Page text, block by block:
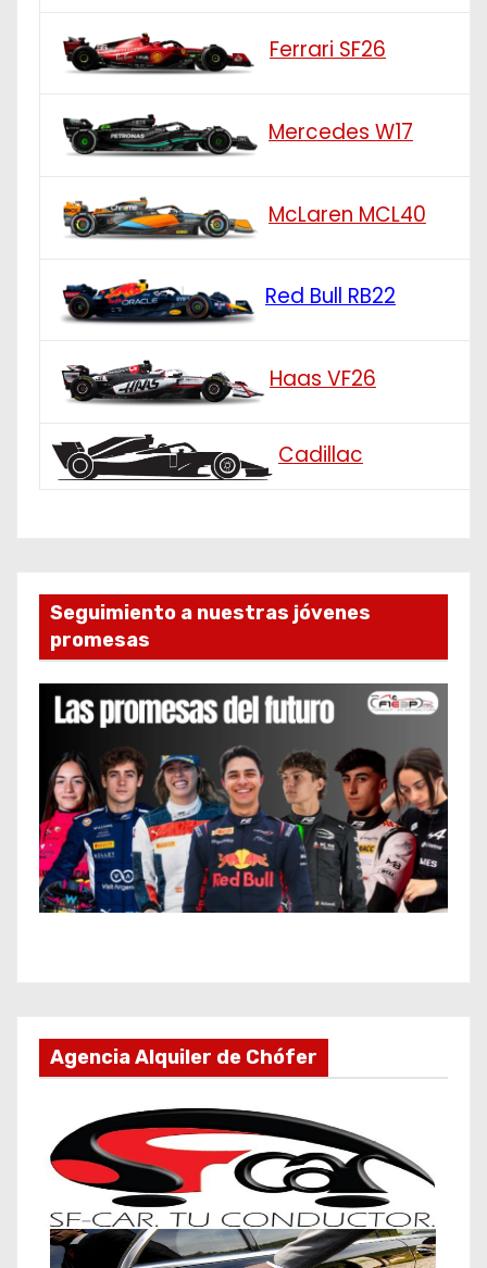
Ferrari SF26
Mercedes W17
McLaren MCL40
Red Bull RB22
Haas VF26
Cadillac
Seguimiento a nuestras jóvenes
promesas
Agencia Alquiler de Chófer